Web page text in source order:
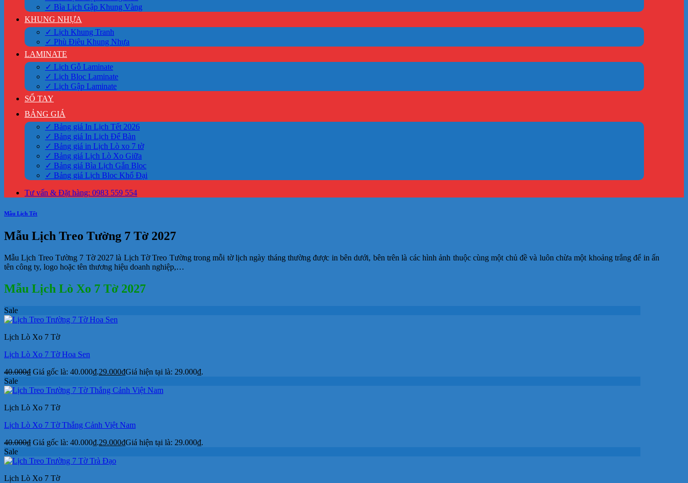
✓ Bìa Lịch Gập Khung Vàng
KHUNG NHỰA
✓ Lịch Khung Tranh
✓ Phù Điêu Khung Nhựa
LAMINATE
✓ Lịch Gỗ Laminate
✓ Lịch Bloc Laminate
✓ Lịch Gập Laminate
SỔ TAY
BẢNG GIÁ
✓ Bảng giá In Lịch Tết 2026
✓ Bảng giá In Lịch Để Bàn
✓ Bảng giá in Lịch Lò xo 7 tờ
✓ Bảng giá Lịch Lò Xo Giữa
✓ Bảng giá Bìa Lịch Gắn Bloc
✓ Bảng giá Lịch Bloc Khổ Đại
Tư vấn & Đặt hàng: 0983 559 554
Mẫu Lịch Tết
Mẫu Lịch Treo Tường 7 Tờ 2027
Mẫu Lịch Treo Tường 7 Tờ 2027 là Lịch Tờ Treo Tường trong mỗi tờ lịch ngày tháng thường được in bên dưới, bên trên là các hình ảnh thuộc cùng một chủ đề và luôn chừa một khoảng trắng để in ấn
tên công ty, logo hoặc tên thương hiệu doanh nghiệp,…
Mẫu Lịch Lò Xo 7 Tờ 2027
Sale
Lịch Lò Xo 7 Tờ
Lịch Lò Xo 7 Tờ Hoa Sen
40.000₫ Giá gốc là: 40.000₫.29.000₫Giá hiện tại là: 29.000₫.
Sale
Lịch Lò Xo 7 Tờ
Lịch Lò Xo 7 Tờ Thắng Cảnh Việt Nam
40.000₫ Giá gốc là: 40.000₫.29.000₫Giá hiện tại là: 29.000₫.
Sale
Lịch Lò Xo 7 Tờ